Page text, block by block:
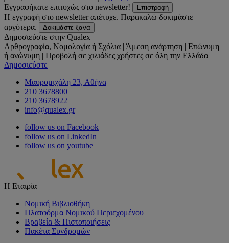
Εγγραφήκατε επιτυχώς στο newsletter!
Επιστροφή
Η εγγραφή στο newsletter απέτυχε. Παρακαλώ δοκιμάστε
αργότερα.
Δοκιμάστε ξανά
Δημοσιεύστε στην Qualex
Αρθρογραφία, Νομολογία ή Σχόλια | Άμεση ανάρτηση | Επώνυμη
ή ανώνυμη | Προβολή σε χιλιάδες χρήστες σε όλη την Ελλάδα
Δημοσιεύστε
Μαυρομιχάλη 23, Αθήνα
210 3678800
210 3678922
info@qualex.gr
follow us on Facebook
follow us on LinkedIn
follow us on youtube
Η Εταιρία
Νομική Βιβλιοθήκη
Πλατφόρμα Νομικού Περιεχομένου
Βραβεία & Πιστοποιήσεις
Πακέτα Συνδρομών